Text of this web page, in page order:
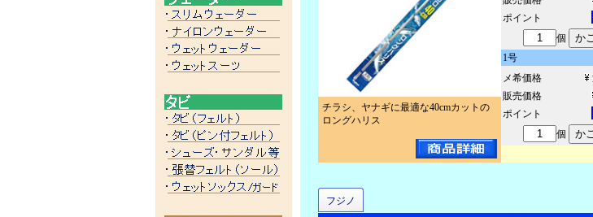
チラシ、ヤナギに最適な40cmカットの
ロングハリス
ポイント
個
1号
メ希価格
販売価格
ポイント
個
フジノ